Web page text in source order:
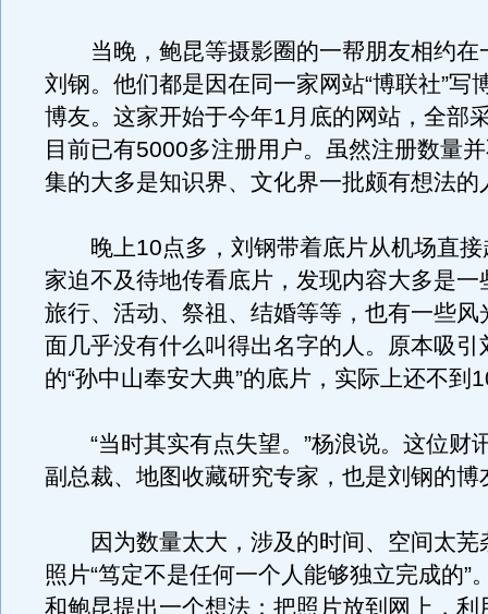
当晚，鲍昆等摄影圈的一帮朋友相约在
刘钢。他们都是因在同一家网站“博联社”写
博友。这家开始于今年1月底的网站，全部
目前已有5000多注册用户。虽然注册数量
集的大多是知识界、文化界一批颇有想法的
晚上10点多，刘钢带着底片从机场直接
家迫不及待地传看底片，发现内容大多是一
旅行、活动、祭祖、结婚等等，也有一些风
面几乎没有什么叫得出名字的人。原本吸引
的“孙中山奉安大典”的底片，实际上还不到
“当时其实有点失望。”杨浪说。这位财
副总裁、地图收藏研究专家，也是刘钢的博
因为数量太大，涉及的时间、空间太芜
照片“笃定不是任何一个人能够独立完成的”
和鲍昆提出一个想法：把照片放到网上，利